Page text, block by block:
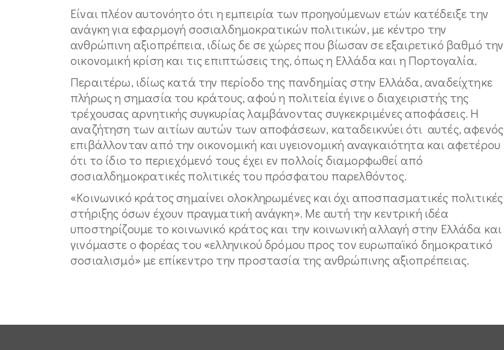
Είναι πλέον αυτονόητο ότι η εμπειρία των προηγούμενων ετών κατέδειξε την
ανάγκη για εφαρμογή σοσιαλδημοκρατικών πολιτικών, με κέντρο την
ανθρώπινη αξιοπρέπεια, ιδίως δε σε χώρες που βίωσαν σε εξαιρετικό βαθμό την
οικονομική κρίση και τις επιπτώσεις της, όπως η Ελλάδα και η Πορτογαλία.
Περαιτέρω, ιδίως κατά την περίοδο της πανδημίας στην Ελλάδα, αναδείχτηκε
πλήρως η σημασία του κράτους, αφού η πολιτεία έγινε ο διαχειριστής της
τρέχουσας αρνητικής συγκυρίας λαμβάνοντας συγκεκριμένες αποφάσεις. Η
αναζήτηση των αιτίων αυτών των αποφάσεων, καταδεικνύει ότι αυτές, αφενός
επιβάλλονταν από την οικονομική και υγειονομική αναγκαιότητα και αφετέρου
ότι το ίδιο το περιεχόμενό τους έχει εν πολλοίς διαμορφωθεί από
σοσιαλδημοκρατικές πολιτικές του πρόσφατου παρελθόντος.
«Κοινωνικό κράτος σημαίνει ολοκληρωμένες και όχι αποσπασματικές πολιτικές
στήριξης όσων έχουν πραγματική ανάγκη». Με αυτή την κεντρική ιδέα
υποστηρίζουμε το κοινωνικό κράτος και την κοινωνική αλλαγή στην Ελλάδα και
γινόμαστε ο φορέας του «ελληνικού δρόμου προς τον ευρωπαϊκό δημοκρατικό
σοσιαλισμό» με επίκεντρο την προστασία της ανθρώπινης αξιοπρέπειας.